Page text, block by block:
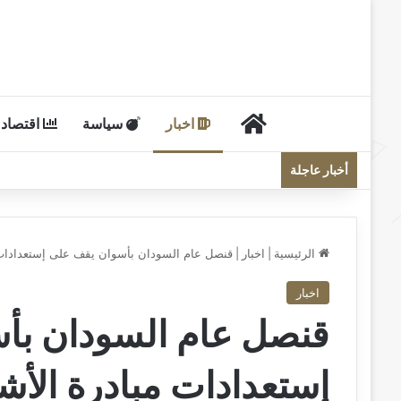
الرئيسيةاخبار سياسة اقتصاد
أخبار عاجلة
الرئيسية اخبار قنصل عام السودان بأسوان يقف على
اخبار
قنصل عام السودان
إستعدادات مبادرة